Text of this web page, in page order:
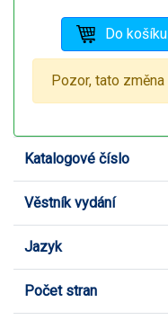
Pozor, tato
Katalogové číslo
Věstník vydání
Jazyk
Počet stran